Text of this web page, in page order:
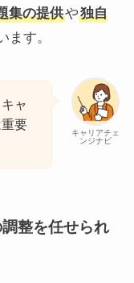
集の提供や独自
ます。
キャリアチェ
ンジナビ
ャ
要
整を任せられ